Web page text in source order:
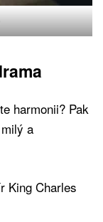
harmonii? Pak
a
King Charles